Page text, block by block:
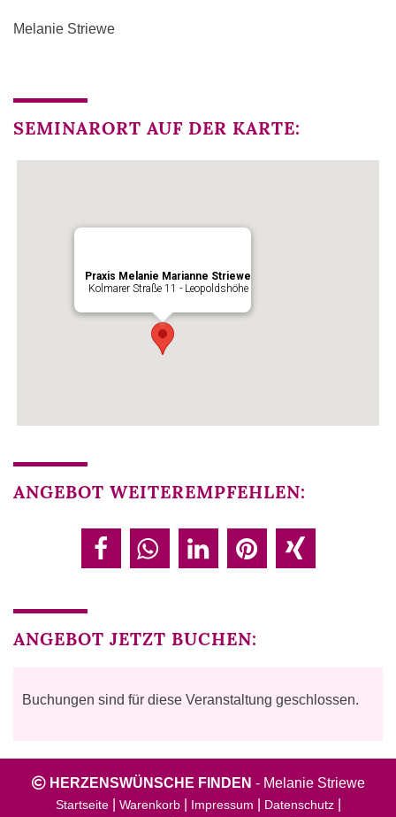
Melanie Striewe
SEMINARORT AUF DER KARTE:
Praxis Melanie Marianne Striewe
Kolmarer Straße 11 - Leopoldshöhe
ANGEBOT WEITEREMPFEHLEN:
ANGEBOT JETZT BUCHEN:
Buchungen sind für diese Veranstaltung geschlossen.
HERZENSWÜNSCHE FINDEN - Melanie Striewe
Startseite| Warenkorb| Impressum Datenschutz|